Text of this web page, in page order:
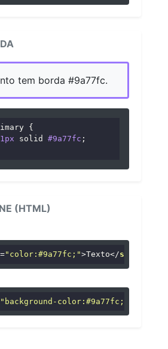
tem borda #9a77fc.
{
1px solid #9a77fc ;
(HTML)
="color:#9a77fc;">Texto</span
"background-color:#9a77fc;"